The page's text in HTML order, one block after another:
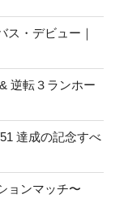
ス・デビュー｜
逆転３ランホー
達成の記念すべ
ョンマッチ〜